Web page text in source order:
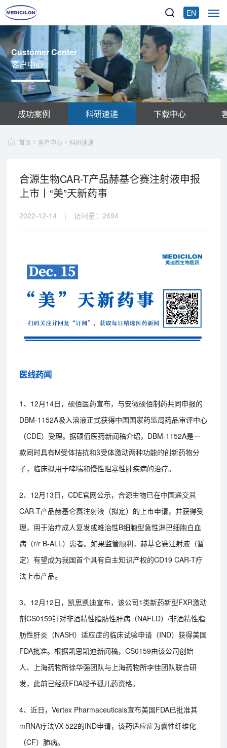
EN
Customer Center
客户中心
成功案例 科研速递 下载中心
首页 客户中心 科研速递
合源生物CAR-T产品赫基仑赛注射液申报
上市丨“美”天新药事
2022-12-14 | 访问量： 2694
医线药闻
1、12月14日，硕佰医药宣布，与安徽硕佰制药共同申报的
DBM-1152A吸入溶液正式获得中国国家药监局药品审评中心
（CDE）受理。据硕佰医药新闻稿介绍，DBM-1152A是一
款同时具有M受体拮抗和β受体激动两种功能的创新药物分
子，临床拟用于哮喘和慢性阻塞性肺疾病的治疗。
2、12月13日，CDE官网公示，合源生物已在中国递交其
CAR-T产品赫基仑赛注射液（拟定）的上市申请，并获得受
理，用于治疗成人复发或难治性B细胞型急性淋巴细胞白血
病（r/r B-ALL）患者。如果监管顺利，赫基仑赛注射液（暂
定）有望成为我国首个具有自主知识产权的CD19 CAR-T疗
法上市产品。
3、12月12日，凯思凯迪宣布，该公司1类新药新型FXR激动
剂CS0159针对非酒精性脂肪性肝病（NAFLD）/非酒精性脂
肪性肝炎（NASH）适应症的临床试验申请（IND）获得美国
FDA批准。根据凯思凯迪新闻稿，CS0159由该公司创始
人、上海药物所徐华强团队与上海药物所李佳团队联合研
发，此前已经获FDA授予孤儿药资格。
4、近日，Vertex Pharmaceuticals宣布美国FDA已批准其
mRNA疗法VX-522的IND申请，该药适应症为囊性纤维化
（CF）肺病。